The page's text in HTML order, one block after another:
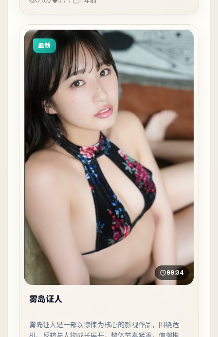
最新
99:34
雾岛证人
雾岛证人是一部以惊悚为核心的影视作品，围绕危